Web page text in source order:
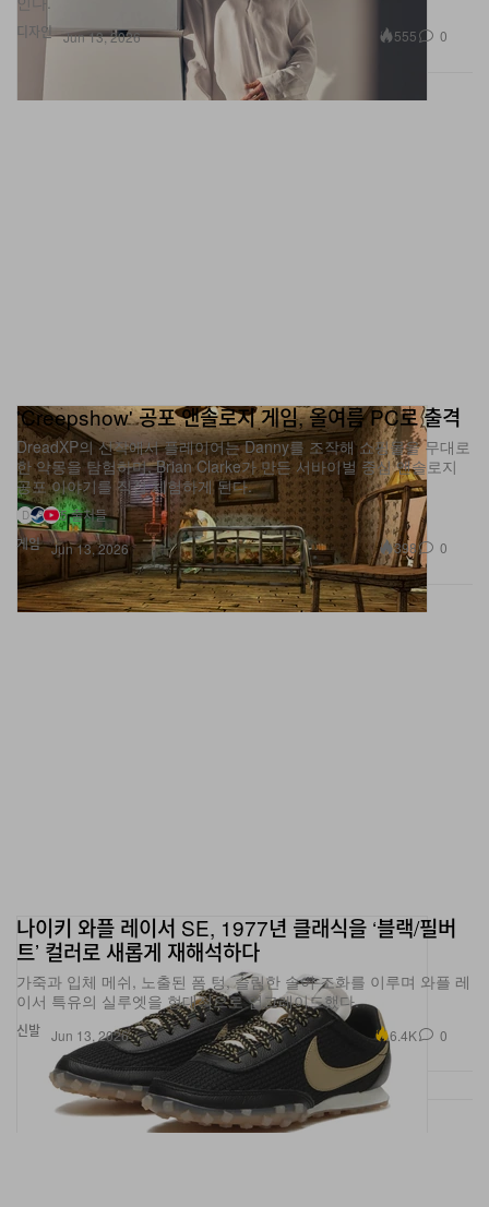
게임
DreadXP의 신작에서 플레이어는 Danny를 조작해 쇼핑몰을 무대로
한 악몽을 탐험하며, Brian Clarke가 만든 서바이벌 중심 앤솔로지
공포 이야기를 직접 체험하게 된다.
D
5 출처들
Jun 13, 2026
398
신발
트’ 컬러로 새롭게 재해석하다
가죽과 입체 메쉬, 노출된 폼 텅, 슬림한 솔이 조화를 이루며 와플 레
이서 특유의 실루엣을 현대적으로 업그레이드했다.
Jun 13, 2026